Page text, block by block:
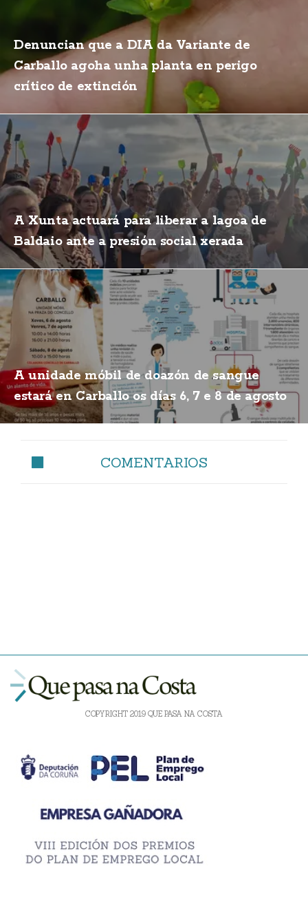
Denuncian que a DIA da Variante de
Carballo agoha unha planta en perigo
crítico de extinción
A Xunta actuará para liberar a lagoa de
Baldaio ante a presión social xerada
A unidade móbil de doazón de sangue
estará en Carballo os días 6, 7 e 8 de agosto
COMENTARIOS
COPYRIGHT 2019 QUE PASA NA COSTA